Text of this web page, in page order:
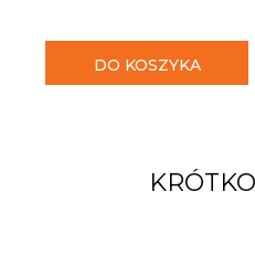
DO KOSZYKA